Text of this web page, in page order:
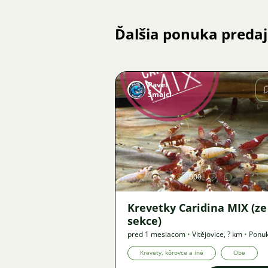
Ďalšia ponuka
Obrázok
Pavel
Šmajcl
1000
Krevetky Caridina MIX (ze
sekce)
pred 1 mesiacom • Vitějovice,? km •
Krevety, kôrovce a iné Obe